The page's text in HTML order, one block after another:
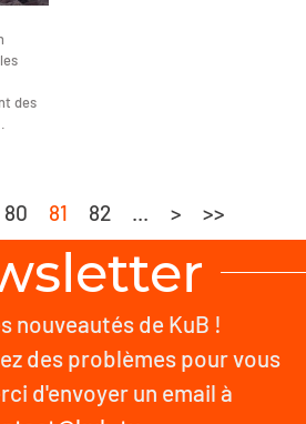
des
80 81 82 ... > >>
nouveautés de KuB !
des problèmes pour vous
d'envoyer un email à